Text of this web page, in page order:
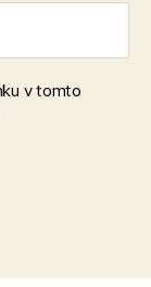
v tomto